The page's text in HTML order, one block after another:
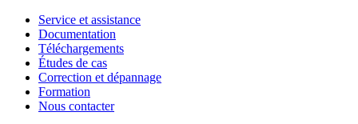
Service et assistance
Documentation
Téléchargements
Études de cas
Correction et dépannage
Formation
Nous contacter